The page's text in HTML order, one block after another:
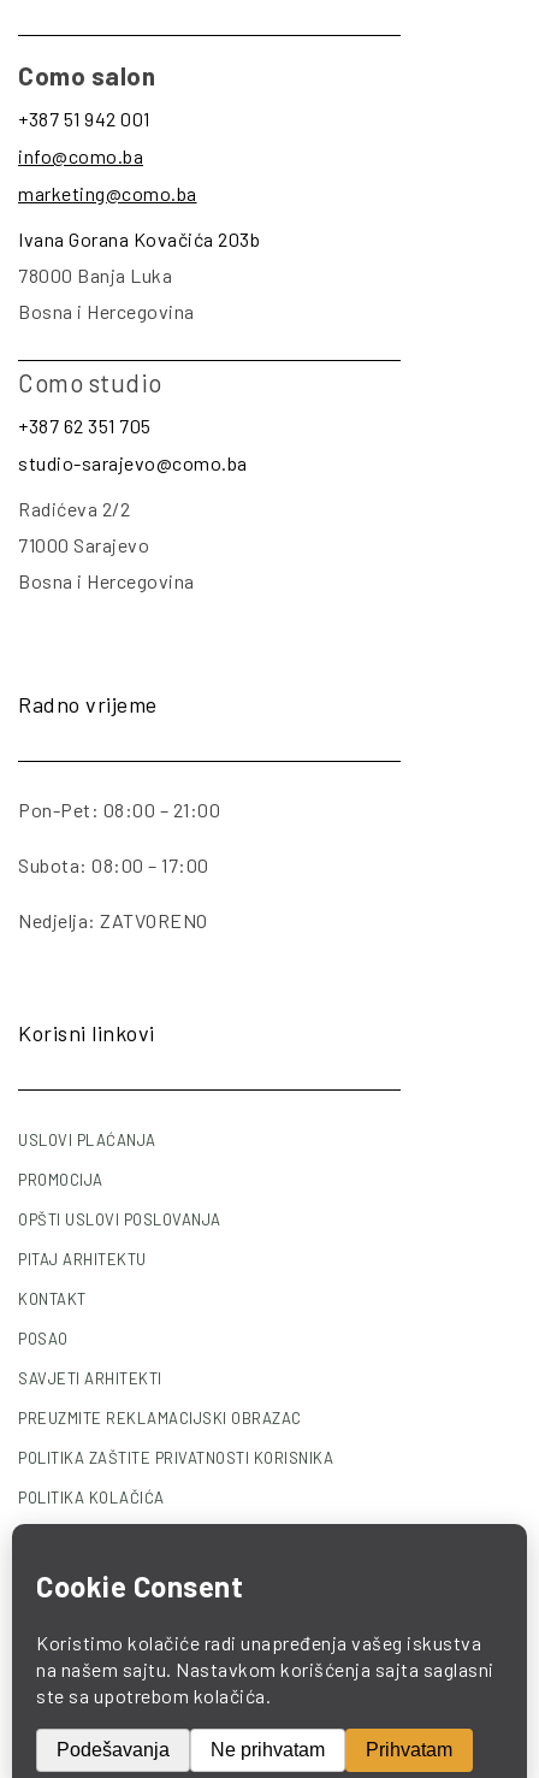
Como salon
+387 51 942 001
info@como.ba
marketing@como.ba
Ivana Gorana Kovačića 203b
78000 Banja Luka
Bosna i Hercegovina
Como studio
+387 62 351 705
studio-sarajevo@como.ba
Radićeva 2/2
71000 Sarajevo
Bosna i Hercegovina
Radno vrijeme
Pon-Pet: 08:00 – 21:00
Subota: 08:00 – 17:00
Nedjelja: ZATVORENO
Korisni linkovi
USLOVI PLAĆANJA
PROMOCIJA
OPŠTI USLOVI POSLOVANJA
PITAJ ARHITEKTU
KONTAKT
POSAO
SAVJETI ARHITEKTI
PREUZMITE REKLAMACIJSKI OBRAZAC
POLITIKA ZAŠTITE PRIVATNOSTI KORISNIKA
POLITIKA KOLAČIĆA
© 2025 COMO. All Rights Reserved